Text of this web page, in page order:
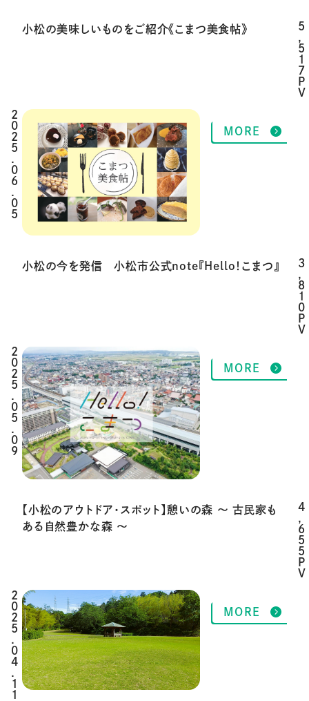
小松の美味しいものをご紹介《こまつ美食帖》
5
,
5
1
7
P
V
2
0
2
5
.
0
6
.
0
5
小松の今を発信 小松市公式note『Hello！こまつ』
3
,
8
1
0
P
V
2
0
2
5
.
0
5
.
0
9
【小松のアウトドア・スポット】憩いの森 ～ 古民家も
ある自然豊かな森 ～
4
,
6
5
5
P
V
2
0
2
5
.
0
4
.
1
1